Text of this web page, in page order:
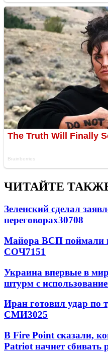
ЧИТАЙТЕ
Зеленский сделал
переговорах30708
Майора ВСП поймали
СОЧ7151
Украина впервые в
штурм с
Иран готовил удар по
СМИ3025
В Fire Point сказали,
Patriot начнет сбивать